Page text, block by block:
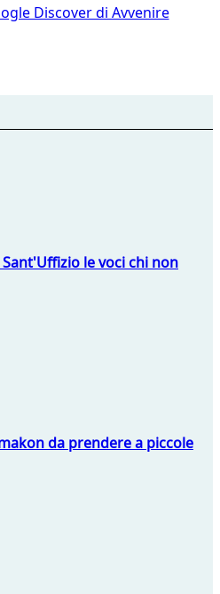
Discover di Avvenire
le voci chi non
da prendere a piccole